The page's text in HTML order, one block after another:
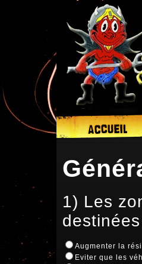
1) Les
Augmenter la
Eviter que les